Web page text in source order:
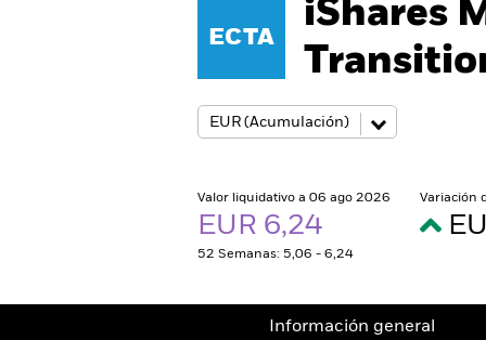
ECTA
iShares
Valor liquidativo a 06 ago 2026
EUR 6,24
52 Semanas: 5,06 - 6,24
Variación
Información general